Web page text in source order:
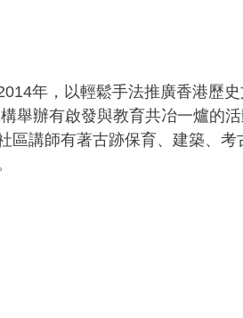
年，以輕鬆手法推廣香港歷史
舉辦有啟發與教育共冶一爐的
區講師有著古跡保育、建築、考